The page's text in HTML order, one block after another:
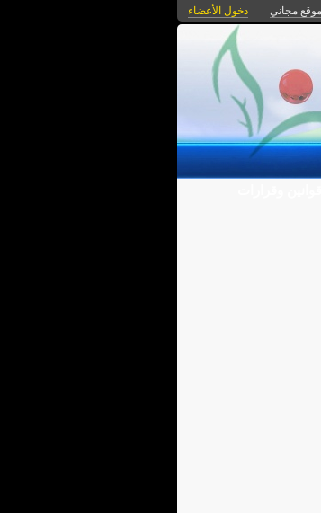
موقع مجاني دخول الأعضاء